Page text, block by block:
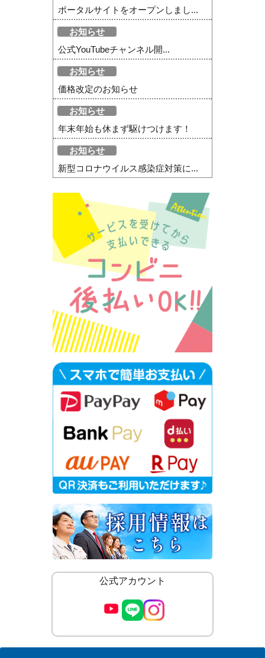
ポータルサイトをオープンしまし...
お知らせ
公式YouTubeチャンネル開...
お知らせ
価格改定のお知らせ
お知らせ
年末年始も休まず駆けつけます！
お知らせ
新型コロナウイルス感染症対策に...
公式アカウント